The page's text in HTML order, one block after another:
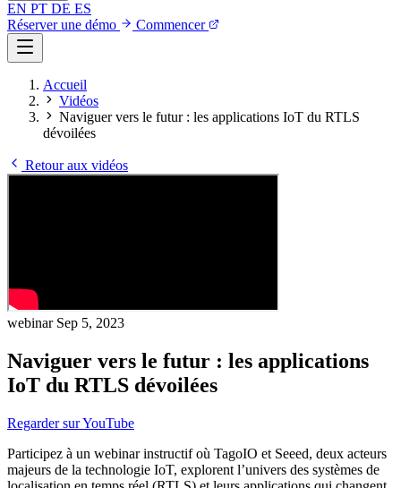
EN PT DE ES
Réserver une démo
Commencer
Accueil
Vidéos
Naviguer vers le futur : les applications IoT du RTLS
dévoilées
Retour aux vidéos
webinar Sep 5, 2023
Naviguer vers le futur : les applications
IoT du RTLS dévoilées
Regarder sur YouTube
Participez à un webinar instructif où TagoIO et Seeed, deux acteurs
majeurs de la technologie IoT, explorent l’univers des systèmes de